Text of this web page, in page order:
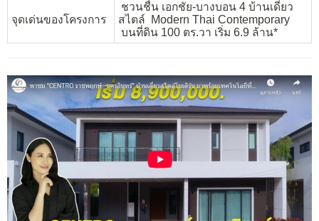
จุดเด่นของโครงการ
ชวนชื่น เอกชัย-บางบอน 4 บ้านเดี่ยว
สไตล์ Modern Thai Contemporary
บนที่ดิน 100 ตร.วา เริ่ม 6.9 ล้าน*